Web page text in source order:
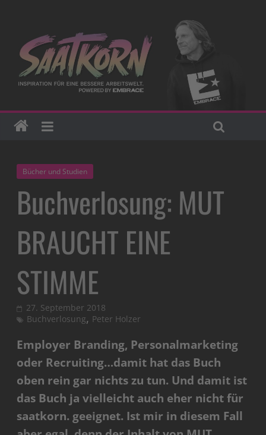
Bücher und Studien
Buchverlosung: MUT
BRAUCHT EINE
STIMME
27. September 2018
Buchverlosung, Peter Holzer
Employer Branding, Personalmarketing
oder Recruiting…damit hat das Buch
oben rein gar nichts zu tun. Und damit ist
das Buch ja vielleicht auch eher nicht für
saatkorn. geeignet. Ist mir in diesem Fall